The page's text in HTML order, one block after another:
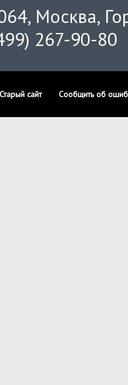
Москва,
267-90-80
Старый сайт Сообщить об